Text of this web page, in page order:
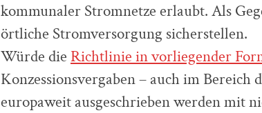
kommunaler Stromnetze erlaubt. Als
örtliche Stromversorgung sicherstellen.
Würde die Richtlinie in vorliegender
Konzessionsvergaben – auch im Bereich
europaweit ausgeschrieben werden mit